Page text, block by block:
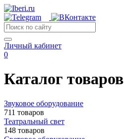
Личный кабинет
0
Каталог товаров
Звуковое оборудование
711 товаров
Театральный свет
148 товаров